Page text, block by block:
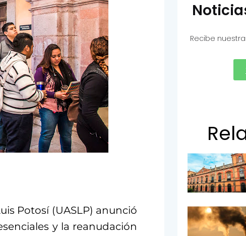
Potosí (UASLP) anunció
y la reanudación
Recibe